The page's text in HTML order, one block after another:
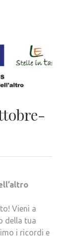
Vieni a
della tua
i ricordi e